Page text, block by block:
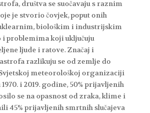
društva se suočavaju s raznim
je stvorio čovjek, poput onih
biološkim i industrijskim
i problemima koji uključuju
ljude i ratove. Značaj i
razlikuju se od zemlje do
meteorološkoj organizaciji
i 2019. godine, 50% prijavljenih
se na opasnost od zraka, klime i
45% prijavljenih smrtnih slučajeva